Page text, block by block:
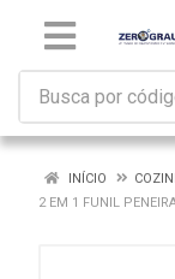
INÍCIO
2 EM 1 FUNIL